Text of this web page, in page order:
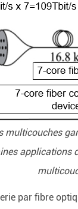
multicouches
par fibre